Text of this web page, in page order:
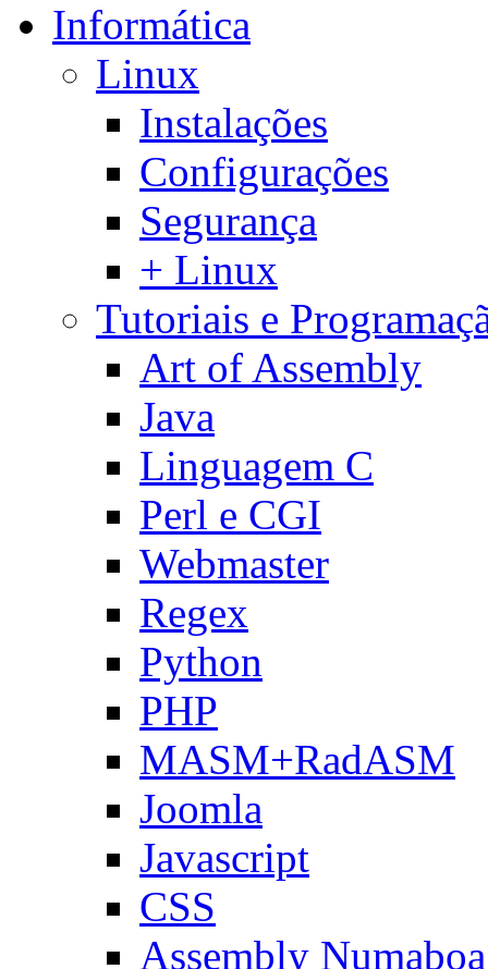
Informática
Linux
Instalações
Configurações
Segurança
+ Linux
Tutoriais e
Art of Assembly
Java
Linguagem C
Perl e CGI
Webmaster
Regex
Python
PHP
MASM+RadASM
Joomla
Javascript
CSS
Assembly Numaboa